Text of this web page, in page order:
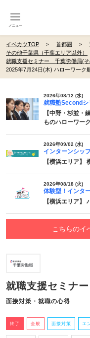
メニュー
イベカツTOP 首都圏
その他千葉県（千葉エリア以外）
就職支援セミナー 千葉労働局(
2025年7月24日(木) ハローワーク
2026年08/12 (水)
就職塾Secondシ
【中野・杉並・
ものハローワー
2026年09/02 (水)
インターンシッ
【横浜エリア】
2026年08/18 (火)
体験型！インタ
【横浜エリア】
こちらのイ
就職支援セミナ
面接対策・就職の心得
終了 全般 面接対策 エ